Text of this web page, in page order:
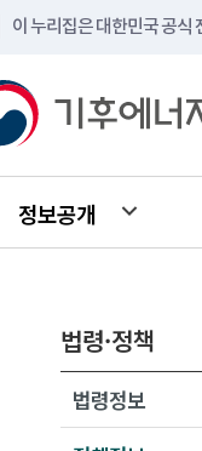
이 누리집은 대한민국 공식
정보공개
법령·정책
법령정보